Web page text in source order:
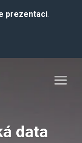
prezentaci.
data